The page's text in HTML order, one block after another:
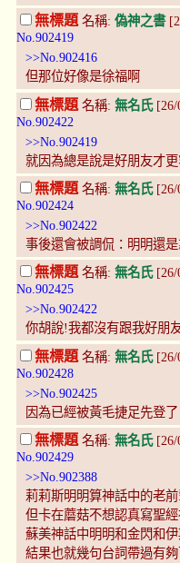
無標題名稱: 偽神之書
No.902419
>>No.902416
但那位好像是徐福啊
無標題 名稱: 無名氏[26/
No.902422
>>No.902419
就因為總是說是好朋友才
無標題 名稱: 無名氏[26/
No.902424
>>No.902422
事後還會被調侃：明明還
無標題名稱: 無名氏[26/
No.902425
>>No.902422
你胡說!我都沒有跟我好朋
無標題 名稱: 無名氏[26/
No.902428
>>No.902425
因為已經被黃毛捷足先登了
無標題 名稱: 無名氏[26/
No.902429
>>No.902388
莉莉斯明明算神話中的老
但卡在蘑菇不想認真寫聖
蘇美神話中明明和金閃和
結果也就幾句台詞帶過有